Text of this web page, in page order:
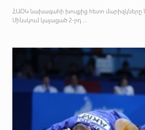
ՀԱՕԿ նախագահի խոսքից հետո մարիզկները
Մինսկում կայացած 2-րդ ...